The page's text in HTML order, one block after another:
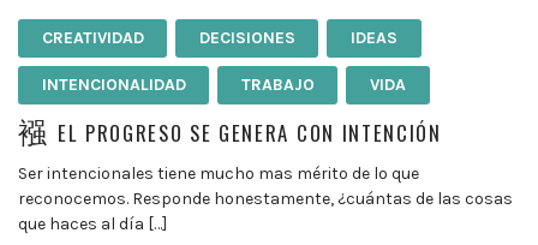
CREATIVIDAD DECISIONES IDEAS
INTENCIONALIDAD TRABAJO VIDA
EL PROGRESO SE GENERA CON INTENCIÓN
Ser intencionales tiene mucho mas mérito de lo que
reconocemos. Responde honestamente, ¿cuántas de las cosas
que haces al día […]